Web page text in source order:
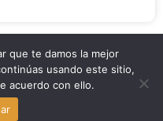
Congreso por panel del
que te damos la mejor
usando este sitio,
acuerdo con ello.